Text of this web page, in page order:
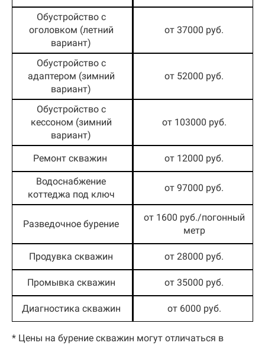
Обустройство с
оголовком (летний
вариант)
от 37000 руб.
Обустройство с
адаптером (зимний
вариант)
от 52000 руб.
Обустройство с
кессоном (зимний
вариант)
от 103000 руб.
Ремонт скважин от 12000 руб.
Водоснабжение
коттеджа под ключ
от 97000 руб.
Разведочное бурение
от 1600 руб./погонный
метр
Продувка скважин от 28000 руб.
Промывка скважин от 35000 руб.
Диагностика скважин от 6000 руб.
* Цены на бурение скважин могут отличаться в